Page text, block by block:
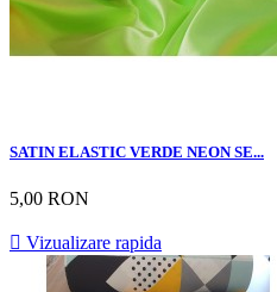
SATIN ELASTIC VERDE NEON SE...
5,00 RON
 Vizualizare rapida